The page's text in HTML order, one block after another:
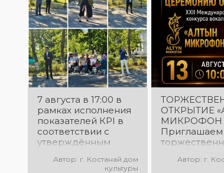
7 августа в 17:00 в
рамках исполнения
показателей КРІ в
соответствии с
утверждённым
выездной концерт
Автор: г. Костанай дом
культуры
ОТКРЫТИЕ
МИКРОФОН
Приглашаем
открытия
Автор: г.